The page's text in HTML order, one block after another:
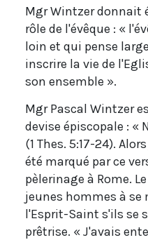
Mgr Wintzer donnait
rôle de l'évêque : «
loin et qui pense
inscrire la vie de
son ensemble ».
Mgr Pascal Wintzer
devise épiscopale : «
(1 Thes. 5:17-24).
été marqué par ce
pèlerinage à Rome.
jeunes hommes à se
l'Esprit-Saint s'ils se
prêtrise. « J'avais